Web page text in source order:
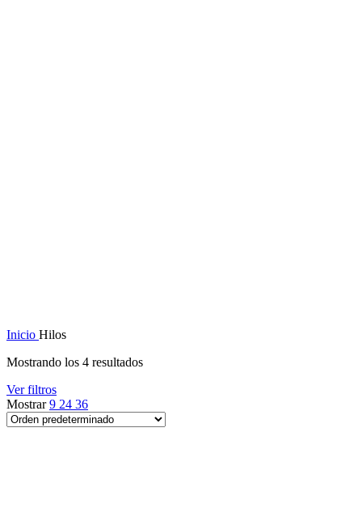
Inicio Hilos
Mostrando los 4 resultados
Ver filtros
Mostrar9 24 36